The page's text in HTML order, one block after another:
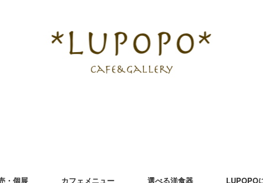
・個展 カフェメニュー 選べる洋食器 LUPOPO